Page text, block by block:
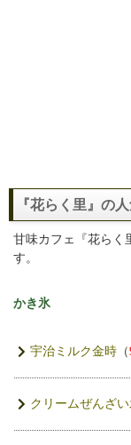
『花らく里』の
甘味カフェ『花らく
す。
かき氷
宇治ミルク金時 （
クリームぜんざ